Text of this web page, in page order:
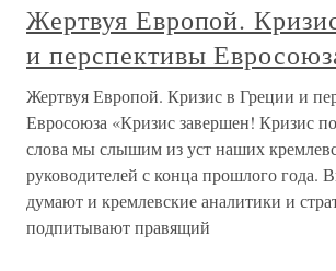
Жертвуя Европой.
и перспективы
Жертвуя Европой. Кризис в Греции и
Евросоюза «Кризис завершен! Кризис
слова мы слышим из уст наших
руководителей с конца прошлого года.
думают и кремлевские аналитики и
подпитывают правящий